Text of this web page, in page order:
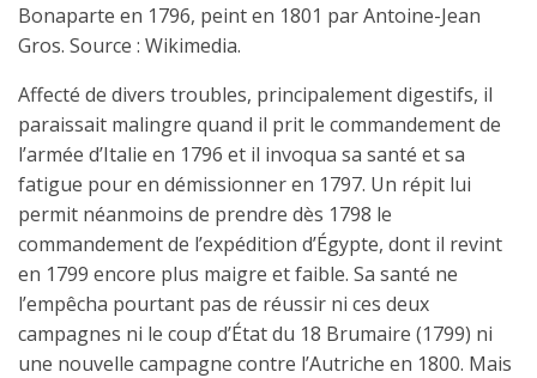
Bonaparte en 1796, peint en 1801 par Antoine-Jean
Gros. Source : Wikimedia.
Affecté de divers troubles, principalement digestifs, il
paraissait malingre quand il prit le commandement de
l’armée d’Italie en 1796 et il invoqua sa santé et sa
fatigue pour en démissionner en 1797. Un répit lui
permit néanmoins de prendre dès 1798 le
commandement de l’expédition d’Égypte, dont il revint
en 1799 encore plus maigre et faible. Sa santé ne
l’empêcha pourtant pas de réussir ni ces deux
campagnes ni le coup d’État du 18 Brumaire (1799) ni
une nouvelle campagne contre l’Autriche en 1800. Mais